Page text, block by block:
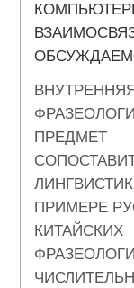
ПРЕДМЕТ
ПРИМЕРЕ
КИТАЙСКИХ